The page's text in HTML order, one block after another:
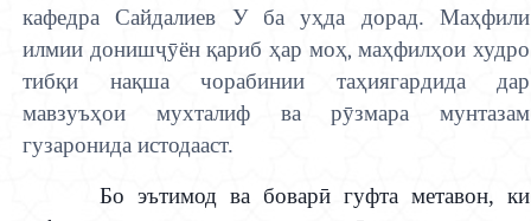
кафедра Сайдалиев У ба уҳда дорад. Маҳфили
илмии донишҷӯёнқарибҳар моҳ, маҳфилҳои худро
тибқи нақша чорабинии таҳиягардида дар
мавзуъҳои мухталиф ва рӯзмара мунтазам
гузаронида истодааст.
Бо эътимод ва боварӣ гуфта метавон, ки